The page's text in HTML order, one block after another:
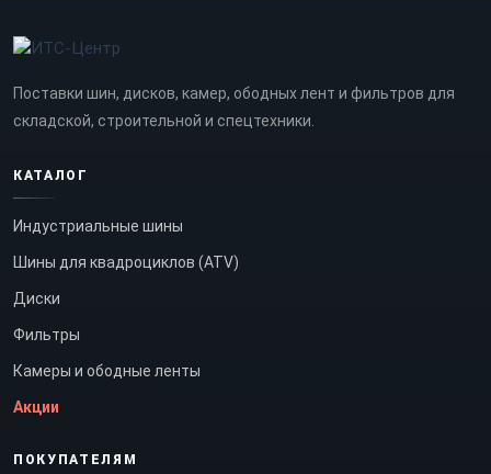
Поставки шин, дисков, камер, ободных лент и фильтров для
складской, строительной и спецтехники.
КАТАЛОГ
Индустриальные шины
Шины для квадроциклов (ATV)
Диски
Фильтры
Камеры и ободные ленты
Акции
ПОКУПАТЕЛЯМ